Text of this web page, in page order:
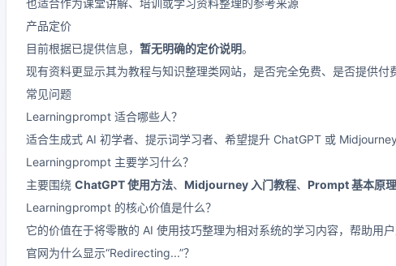
也适合作为课堂讲解、培训或学习资料整理的参考来源
产品定价
目前根据已提供信息， 暂无明确的定价说明。
现有资料更显示其为教程与知识整理类网站，是否完全免费、是否提供付
常见问题
Learningprompt 适合哪些人？
适合生成式 AI 初学者、提示词学习者、希望提升 ChatGPT 或
Learningprompt 主要学习什么？
主要围绕 ChatGPT 使用方法、 Midjourney 入门教程、 Prompt 基本原理
Learningprompt 的核心价值是什么？
它的价值在于将零散的 AI 使用技巧整理为相对系统的学习内容，帮助用户
官网为什么显示“Redirecting...”？